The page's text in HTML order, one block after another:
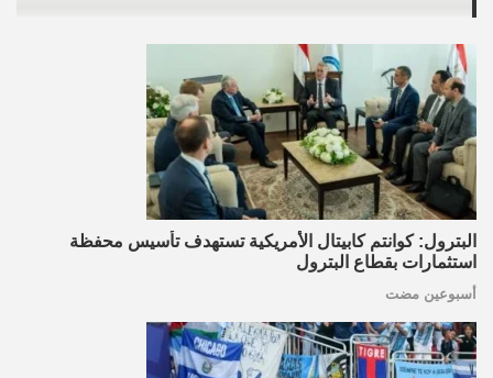
البترول: كوانتم كابيتال الأمريكية تستهدف تأسيس محفظة
استثمارات بقطاع البترول
أسبوعين مضت